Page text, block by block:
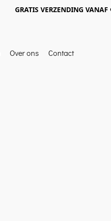
GRATIS VERZENDING
Over ons Contact